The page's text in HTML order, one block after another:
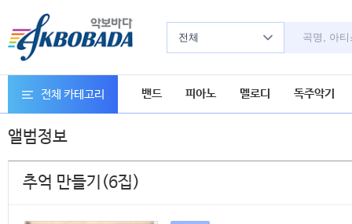
전체
전체 카테고리 밴드 피아노 멜로디 독주악기
앨범정보
추억 만들기(6집)